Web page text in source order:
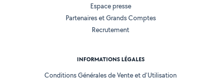
Espace presse
Partenaires et Grands Comptes
Recrutement
INFORMATIONS LÉGALES
Conditions Générales de Vente et d'Utilisation